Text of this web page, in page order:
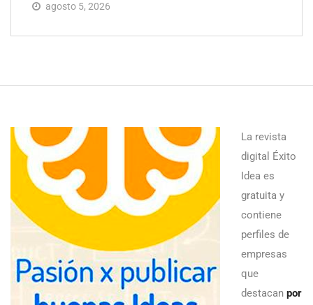
agosto 5, 2026
La revista
digital Éxito
Idea es
gratuita y
contiene
perfiles de
empresas
que
destacan por